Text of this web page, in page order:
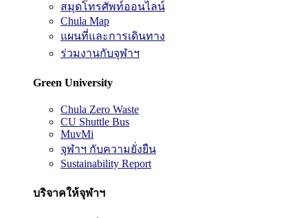
สมุดโทรศัพท์ออนไลน์
Chula Map
แผนที่และการเดินทาง
ร่วมงานกับจุฬาฯ
Green University
Chula Zero Waste
CU Shuttle Bus
MuvMi
จุฬาฯ กับความยั่งยืน
Sustainability Report
บริจาคให้จุฬาฯ